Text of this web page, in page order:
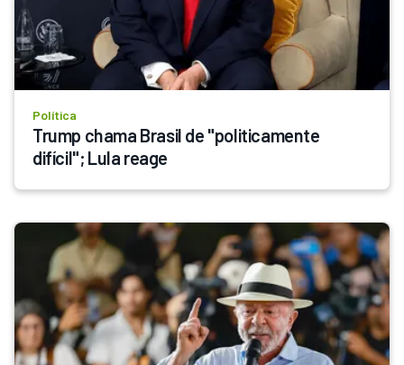
Política
Trump chama Brasil de "politicamente
difícil"; Lula reage